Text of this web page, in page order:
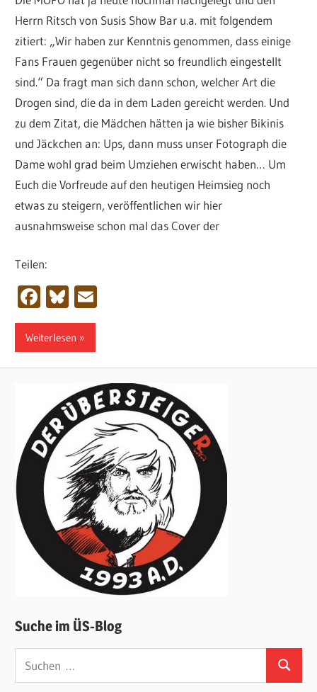
Herrn Ritsch von Susis Show Bar u.a. mit folgendem
zitiert: „Wir haben zur Kenntnis genommen, dass einige
Fans Frauen gegenüber nicht so freundlich eingestellt
sind.“ Da fragt man sich dann schon, welcher Art die
Drogen sind, die da in dem Laden gereicht werden. Und
zu dem Zitat, die Mädchen hätten ja wie bisher Bikinis
und Jäckchen an: Ups, dann muss unser Fotograph die
Dame wohl grad beim Umziehen erwischt haben… Um
Euch die Vorfreude auf den heutigen Heimsieg noch
etwas zu steigern, veröffentlichen wir hier
ausnahmsweise schon mal das Cover der
Teilen:
Facebook
Bluesky
Weiterlesen
Suche im ÜS-Blog
Suchen